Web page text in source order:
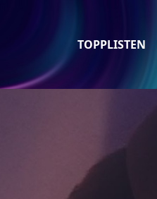
TOPPLISTEN